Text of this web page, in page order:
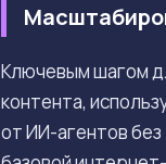
Ключевым шагом
контента,
от ИИ-агентов